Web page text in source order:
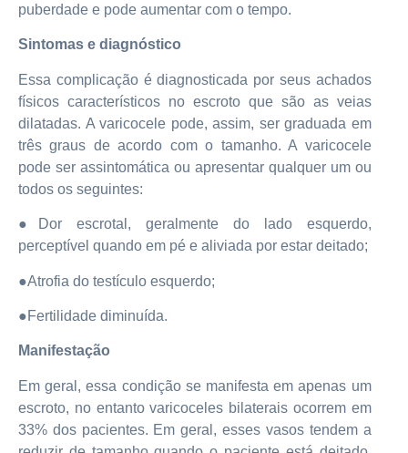
puberdade e pode aumentar com o tempo.
Sintomas e diagnóstico
Essa complicação é diagnosticada por seus achados
físicos característicos no escroto que são as veias
dilatadas. A varicocele pode, assim, ser graduada em
três graus de acordo com o tamanho. A varicocele
pode ser assintomática ou apresentar qualquer um ou
todos os seguintes:
●Dor escrotal, geralmente do lado esquerdo,
perceptível quando em pé e aliviada por estar deitado;
●Atrofia do testículo esquerdo;
●Fertilidade diminuída.
Manifestação
Em geral, essa condição se manifesta em apenas um
escroto, no entanto varicoceles bilaterais ocorrem em
33% dos pacientes. Em geral, esses vasos tendem a